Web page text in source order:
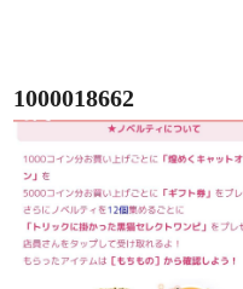
1000018662